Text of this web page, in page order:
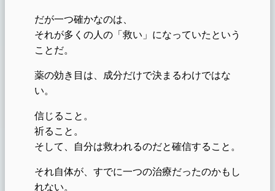
だが一つ確かなのは、
それが多くの人の「救い」になっていたという
ことだ。
薬の効き目は、成分だけで決まるわけではな
い。
信じること。
祈ること。
そして、自分は救われるのだと確信すること。
それ自体が、すでに一つの治療だったのかもし
れない。